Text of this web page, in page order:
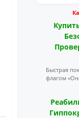
Быстрая
флагом